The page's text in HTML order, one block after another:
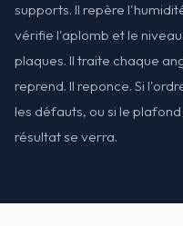
supports. Il repère
vérifie l'aplomb et le
plaques. Il traite chaque
reprend. Il reponce. Si
les défauts, ou si le
résultat se verra.